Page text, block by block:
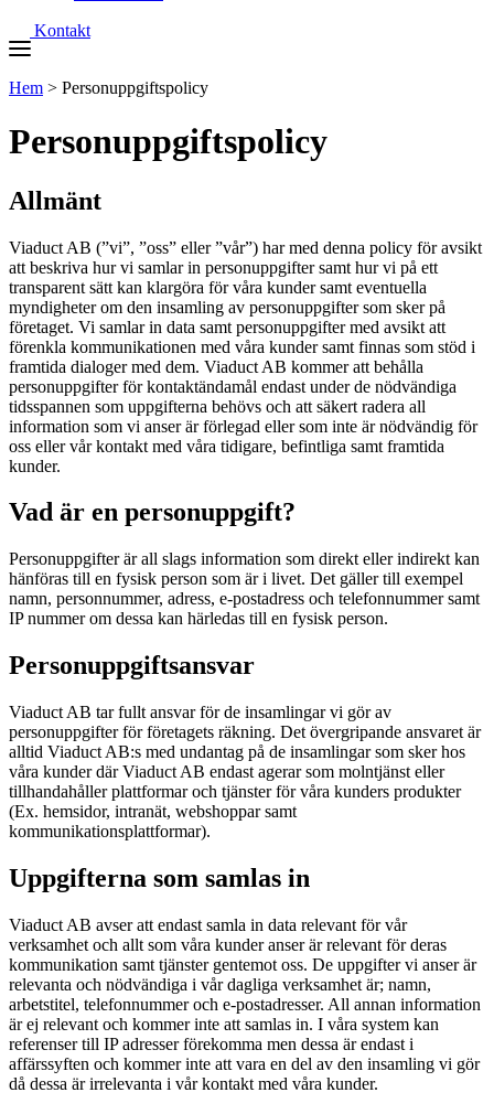
Kontakt
Hem > Personuppgiftspolicy
Personuppgiftspolicy
Allmänt
Viaduct AB (”vi”, ”oss” eller ”vår”) har med denna policy för avsikt
att beskriva hur vi samlar in personuppgifter samt hur vi på ett
transparent sätt kan klargöra för våra kunder samt eventuella
myndigheter om den insamling av personuppgifter som sker på
företaget. Vi samlar in data samt personuppgifter med avsikt att
förenkla kommunikationen med våra kunder samt finnas som stöd i
framtida dialoger med dem. Viaduct AB kommer att behålla
personuppgifter för kontaktändamål endast under de nödvändiga
tidsspannen som uppgifterna behövs och att säkert radera all
information som vi anser är förlegad eller som inte är nödvändig för
oss eller vår kontakt med våra tidigare, befintliga samt framtida
kunder.
Vad är en personuppgift?
Personuppgifter är all slags information som direkt eller indirekt kan
hänföras till en fysisk person som är i livet. Det gäller till exempel
namn, personnummer, adress, e-postadress och telefonnummer samt
IP nummer om dessa kan härledas till en fysisk person.
Personuppgiftsansvar
Viaduct AB tar fullt ansvar för de insamlingar vi gör av
personuppgifter för företagets räkning. Det övergripande ansvaret är
alltid Viaduct AB:s med undantag på de insamlingar som sker hos
våra kunder där Viaduct AB endast agerar som molntjänst eller
tillhandahåller plattformar och tjänster för våra kunders produkter
(Ex. hemsidor, intranät, webshoppar samt
kommunikationsplattformar).
Uppgifterna som samlas in
Viaduct AB avser att endast samla in data relevant för vår
verksamhet och allt som våra kunder anser är relevant för deras
kommunikation samt tjänster gentemot oss. De uppgifter vi anser är
relevanta och nödvändiga i vår dagliga verksamhet är; namn,
arbetstitel, telefonnummer och e-postadresser. All annan information
är ej relevant och kommer inte att samlas in. I våra system kan
referenser till IP adresser förekomma men dessa är endast i
affärssyften och kommer inte att vara en del av den insamling vi gör
då dessa är irrelevanta i vår kontakt med våra kunder.